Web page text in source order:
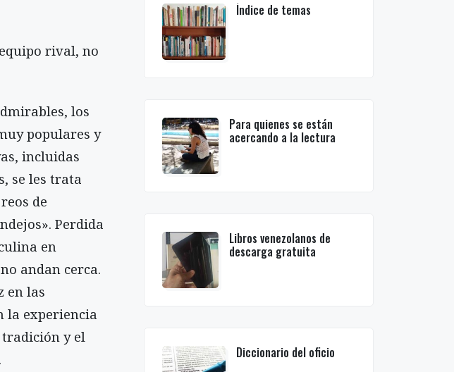
rival, no
los
populares y
incluidas
se les trata
de
Perdida
en
andan cerca.
en las
la experiencia
tradición y el
Índice de temas
Para quienes se están
acercando a la lectura
Libros venezolanos de
descarga gratuita
Diccionario del oficio